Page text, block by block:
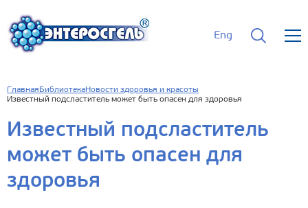
Eng
Главная БиблиотекаНовости здоровья и красоты
Известный подсластитель может быть опасен для здоровья
Известный подсластитель
может быть опасен для
здоровья